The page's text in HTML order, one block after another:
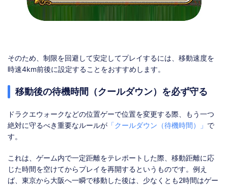
そのため、制限を回避して安定してプレイするには、移動速度を
時速4km前後に設定することをおすすめします。
移動後の待機時間（クールダウン）を必ず守る
ドラクエウォークなどの位置ゲーで位置を変更する際、もう一つ
絶対に守るべき重要なルールが 「クールダウン（待機時間）」 で
す。
これは、ゲーム内で一定距離をテレポートした際、移動距離に応
じた時間を空けてからプレイを再開するというものです。例え
ば、東京から大阪へ一瞬で移動した後は、少なくとも2時間はゲー